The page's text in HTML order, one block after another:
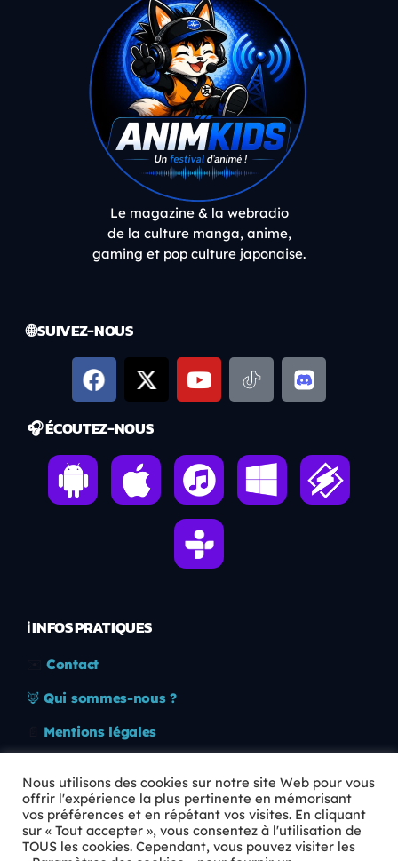
Le magazine & la webradio
de la culture manga, anime,
gaming et pop culture japonaise.
🌐 SUIVEZ-NOUS
🎧 ÉCOUTEZ-NOUS
ℹ️ INFOS PRATIQUES
Contact
🦊 Qui sommes-nous ?
Mentions légales
🛡️ RGPD
Copyright © 2026 Animkids. Tous droits réservés.
Nous utilisons des cookies sur notre site Web pour vous
offrir l'expérience la plus pertinente en mémorisant
vos préférences et en répétant vos visites. En cliquant
sur « Tout accepter », vous consentez à l'utilisation de
TOUS les cookies. Cependant, vous pouvez visiter les